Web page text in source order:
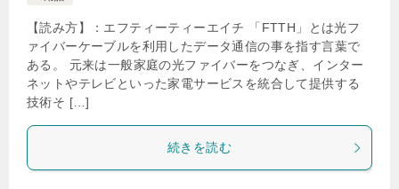
【読み方】：エフティーティーエイチ 「FTTH」とは光フ
ァイバーケーブルを利用したデータ通信の事を指す言葉で
ある。 元来は一般家庭の光ファイバーをつなぎ、インター
ネットやテレビといった家電サービスを統合して提供する
技術そ […]
続きを読む